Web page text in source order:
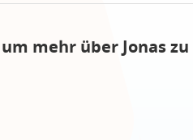
mehr über Jonas